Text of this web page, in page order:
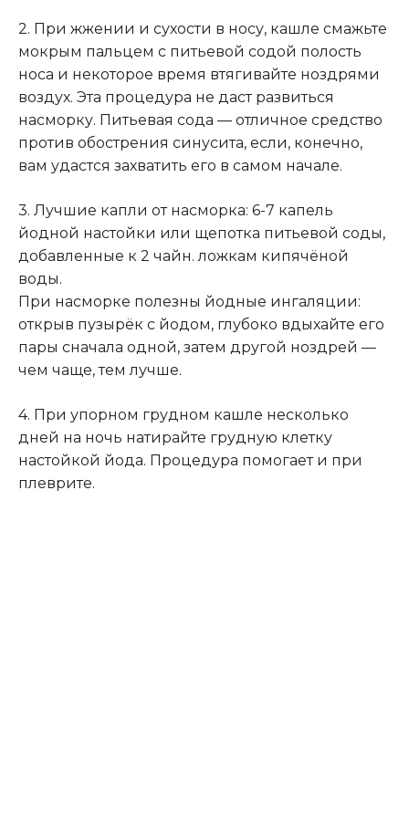
2. При жжении и сухости в носу, кашле смажьте
мокрым пальцем с питьевой содой полость
носа и некоторое время втягивайте ноздрями
воздух. Эта процедура не даст развиться
насморку. Питьевая сода — отличное средство
против обострения синусита, если, конечно,
вам удастся захватить его в самом начале.
3. Лучшие капли от насморка: 6-7 капель
йодной настойки или щепотка питьевой соды,
добавленные к 2 чайн. ложкам кипячёной
воды.
При насморке полезны йодные ингаляции:
открыв пузырёк с йодом, глубоко вдыхайте его
пары сначала одной, затем другой ноздрей —
чем чаще, тем лучше.
4. При упорном грудном кашле несколько
дней на ночь натирайте грудную клетку
настойкой йода. Процедура помогает и при
плеврите.